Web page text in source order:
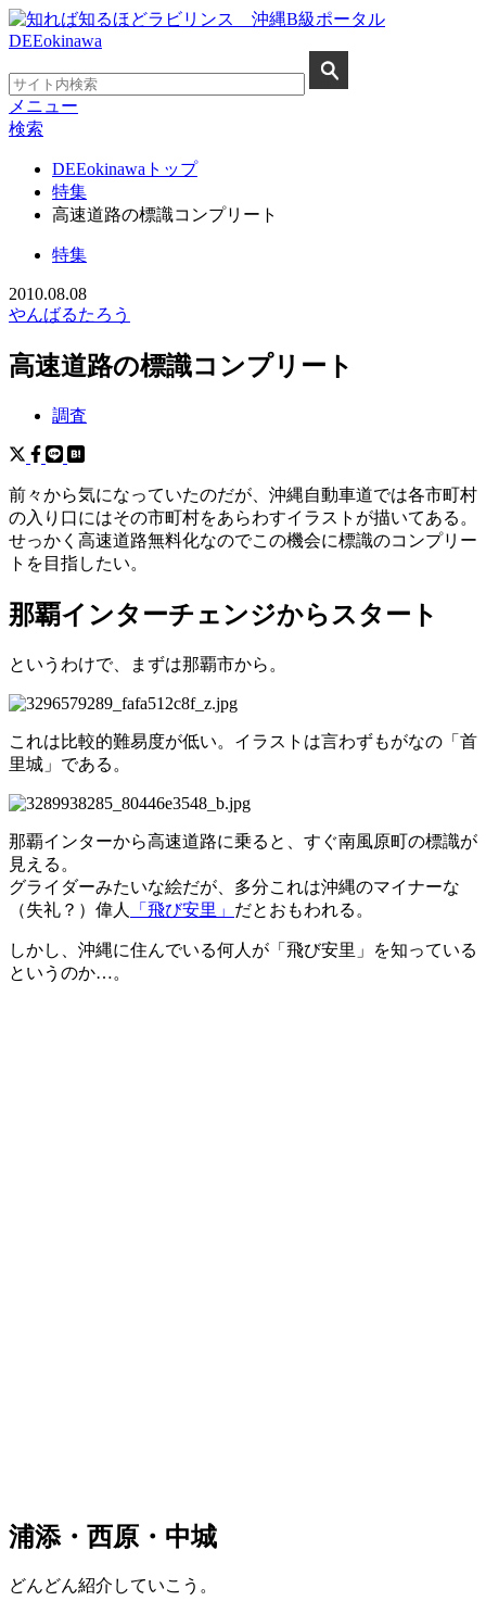
メニュー
検索
DEEokinawaトップ
特集
高速道路の標識コンプリート
特集
2010.08.08
やんばるたろう
高速道路の標識コンプリート
調査
前々から気になっていたのだが、沖縄自動車道では各市町村
の入り口にはその市町村をあらわすイラストが描いてある。
せっかく高速道路無料化なのでこの機会に標識のコンプリー
トを目指したい。
那覇インターチェンジからスタート
というわけで、まずは那覇市から。
これは比較的難易度が低い。イラストは言わずもがなの「首
里城」である。
那覇インターから高速道路に乗ると、すぐ南風原町の標識が
見える。
グライダーみたいな絵だが、多分これは沖縄のマイナーな
（失礼？）偉人
「飛び安里」 だとおもわれる。
しかし、沖縄に住んでいる何人が「飛び安里」を知っている
というのか…。
浦添・西原・中城
どんどん紹介していこう。